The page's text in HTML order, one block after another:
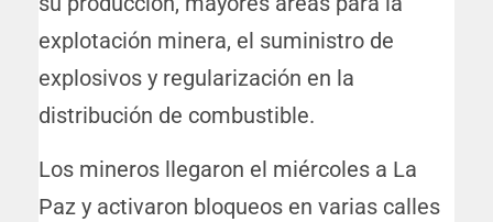
explotación minera, el suministro de
explosivos y regularización en la
distribución de combustible.
Los mineros llegaron el miércoles a La
Paz y activaron bloqueos en varias calles